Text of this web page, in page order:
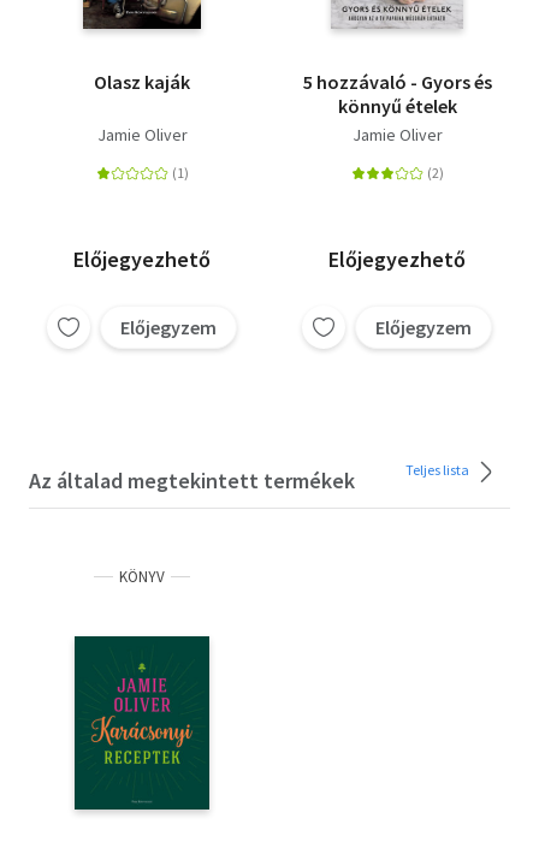
Olasz kaják
Jamie Oliver
Előjegyezhető
Előjegyzem
5 hozzávaló - Gyors és
könnyű ételek
Jamie Oliver
Előjegyezhető
Előjegyzem
Az általad megtekintett termékek Teljes lista
KÖNYV